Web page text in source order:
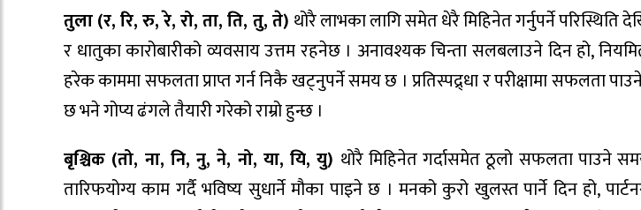
तुला (र, रि, रु, रे, रो, ता, ति, तु, ते) थोरै लाभका लागि समेत धेरै मिहिनेत गर्नुपर्ने परिस्थिति
र धातुका कारोबारीको व्यवसाय उत्तम रहनेछ । अनावश्यक चिन्ता सलबलाउने दिन हो,
हरेक काममा सफलता प्राप्त गर्न निकै खट्नुपर्ने समय छ । प्रतिस्पद्र्धा र परीक्षामा सफलता पाउने
छ भने गोप्य ढंगले तैयारी गरेको राम्रो हुन्छ ।
बृश्चिक (तो, ना, नि, नु, ने, नो, या, यि, यु) थोरै मिहिनेत गर्दासमेत ठूलो सफलता पाउने
तारिफयोग्य काम गर्दै भविष्य सुधार्ने मौका पाइने छ । मनको कुरो खुलस्त पार्ने दिन हो,